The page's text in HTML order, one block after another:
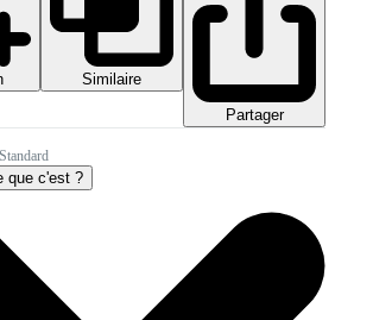
Similaire
Partager
que c'est ?